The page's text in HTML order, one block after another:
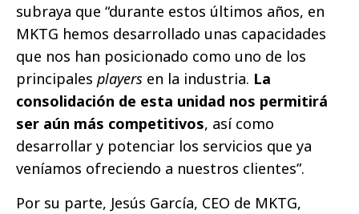
subraya que “durante estos últimos años, en
MKTG hemos desarrollado unas capacidades
que nos han posicionado como uno de los
principales players en la industria. La
consolidación de esta unidad nos permitirá
ser aún más competitivos, así como
desarrollar y potenciar los servicios que ya
veníamos ofreciendo a nuestros clientes”.
Por su parte, Jesús García, CEO de MKTG,